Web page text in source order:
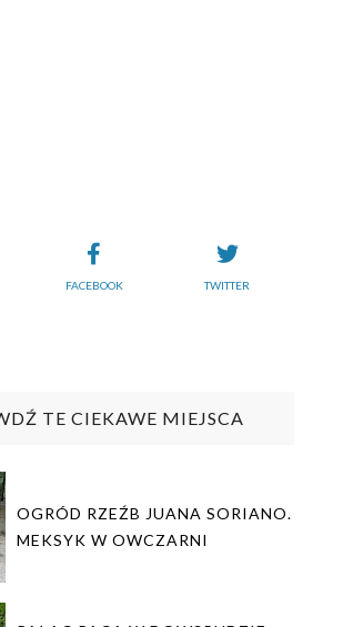
FACEBOOK TWITTER
TE CIEKAWE MIEJSCA
OGRÓD RZEŹB JUANA SORIANO.
MEKSYK W OWCZARNI